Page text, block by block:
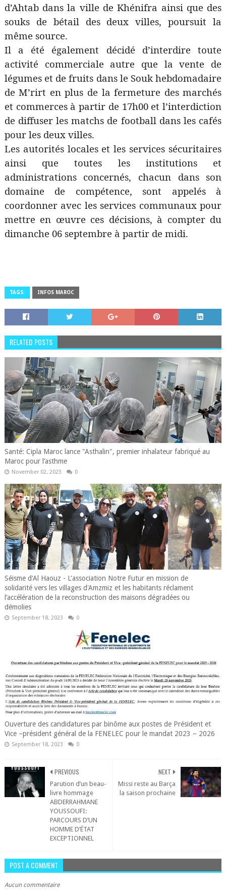
d’Ahtab dans la ville de Khénifra ainsi que des
souks de bétail des deux villes, poursuit la
même source.
Il a été également décidé d’interdire toute
activité commerciale autre que la vente de
légumes et de fruits dans le Souk hebdomadaire
de M’rirt en plus de la fermeture des marchés
et commerces à partir de 17h00 et l’interdiction
de diffuser les matchs de football dans les cafés
pour les deux villes.
Les autorités locales et les services sécuritaires
ainsi que toutes les institutions et
administrations concernés, chacun dans son
domaine de compétence, sont appelés à
coordonner avec les services communaux pour
mettre en œuvre ces décisions, à compter du
dimanche 06 septembre à partir de midi.
TAGS: INFOS MAROC
RELATED POSTS
Santé: Cipla Maroc lance "Asthalin", premier inhalateur fabriqué au
Maroc pour l’asthme
November 02, 2023 0
Séisme d'Al Haouz - L'association Notre Futur en mission de
solidarité vers les villages d'Amzmiz et les habitants réclament
l’accélération de la reconstruction des maisons dégradées ou
démolies
September 18, 2023 0
Ouverture des candidatures par binôme aux postes de Président et
Vice –président général de la FENELEC pour le mandat 2023 – 2026
September 18, 2023 0
NEXT
Missi reste au Barça
la saison prochaine
PREVIOUS
Parution d’un beau-
livre hommage
ABDERRAHMANE
YOUSSOUFI:
PARCOURS D’UN
HOMME D’ÉTAT
EXCEPTIONNEL
POST A COMMENT
Aucun commentaire